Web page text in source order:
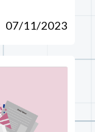
07/11/2023